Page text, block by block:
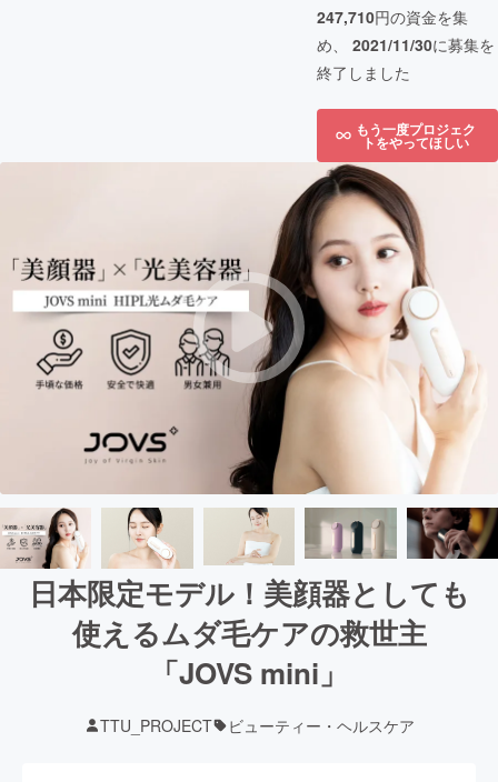
247,710円の資金を集
め、 2021/11/30に募集を
終了しました
もう一度プロジェク
トをやってほしい
日本限定モデル！美顔器としても
使えるムダ毛ケアの救世主
「JOVS mini」
TTU_PROJECT ビューティー・ヘルスケア